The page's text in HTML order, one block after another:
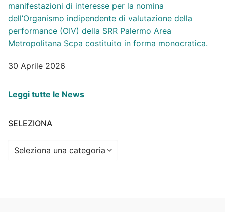
manifestazioni di interesse per la nomina
dell’Organismo indipendente di valutazione della
performance (OIV) della SRR Palermo Area
Metropolitana Scpa costituito in forma monocratica.
30 Aprile 2026
Leggi tutte le News
SELEZIONA
Seleziona